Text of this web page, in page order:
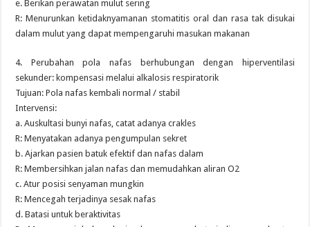
e. Berikan perawatan mulut sering
R: Menurunkan ketidaknyamanan stomatitis oral dan rasa tak disukai
dalam mulut yang dapat mempengaruhi masukan makanan
4. Perubahan pola nafas berhubungan dengan hiperventilasi
sekunder: kompensasi melalui alkalosis respiratorik
Tujuan: Pola nafas kembali normal / stabil
Intervensi:
a. Auskultasi bunyi nafas, catat adanya crakles
R: Menyatakan adanya pengumpulan sekret
b. Ajarkan pasien batuk efektif dan nafas dalam
R: Membersihkan jalan nafas dan memudahkan aliran O2
c. Atur posisi senyaman mungkin
R: Mencegah terjadinya sesak nafas
d. Batasi untuk beraktivitas